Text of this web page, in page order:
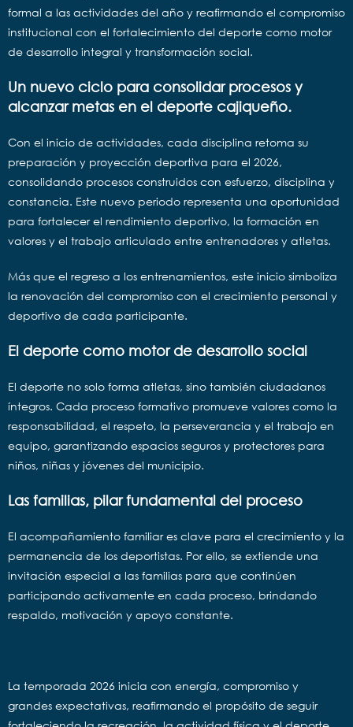
formal a las actividades del año y reafirmando el compromiso
institucional con el fortalecimiento del deporte como motor
de desarrollo integral y transformación social.
Un nuevo ciclo para consolidar procesos y
alcanzar metas en el deporte cajiqueño.
Con el inicio de actividades, cada disciplina retoma su
preparación y proyección deportiva para el 2026,
consolidando procesos construidos con esfuerzo, disciplina y
constancia. Este nuevo periodo representa una oportunidad
para fortalecer el rendimiento deportivo, la formación en
valores y el trabajo articulado entre entrenadores y atletas.
Más que el regreso a los entrenamientos, este inicio simboliza
la renovación del compromiso con el crecimiento personal y
deportivo de cada participante.
El deporte como motor de desarrollo social
El deporte no solo forma atletas, sino también ciudadanos
íntegros. Cada proceso formativo promueve valores como la
responsabilidad, el respeto, la perseverancia y el trabajo en
equipo, garantizando espacios seguros y protectores para
niños, niñas y jóvenes del municipio.
Las familias, pilar fundamental del proceso
El acompañamiento familiar es clave para el crecimiento y la
permanencia de los deportistas. Por ello, se extiende una
invitación especial a las familias para que continúen
participando activamente en cada proceso, brindando
respaldo, motivación y apoyo constante.
La temporada 2026 inicia con energía, compromiso y
grandes expectativas, reafirmando el propósito de seguir